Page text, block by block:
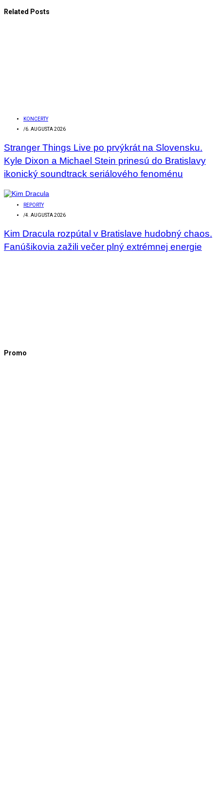
Related Posts
KONCERTY
/6. AUGUSTA 2026
Stranger Things Live po prvýkrát na Slovensku.
Kyle Dixon a Michael Stein prinesú do Bratislavy
ikonický soundtrack seriálového fenoménu
REPORTY
/4. AUGUSTA 2026
Kim Dracula rozpútal v Bratislave hudobný chaos.
Fanúšikovia zažili večer plný extrémnej energie
Promo